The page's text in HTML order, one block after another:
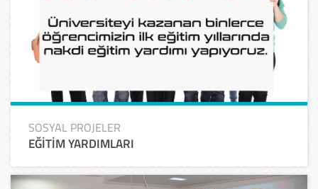
SOSYAL PROJELER
EĞİTİM YARDIMLARI